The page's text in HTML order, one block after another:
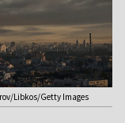
Libkos/Getty Images